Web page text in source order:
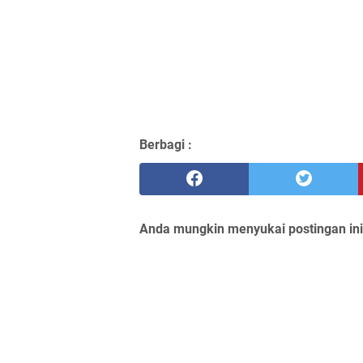
Berbagi :
Anda mungkin menyukai postingan